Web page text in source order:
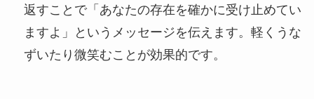
返すことで「あなたの存在を確かに受け止めてい
ますよ」というメッセージを伝えます。軽くうな
ずいたり微笑むことが効果的です。